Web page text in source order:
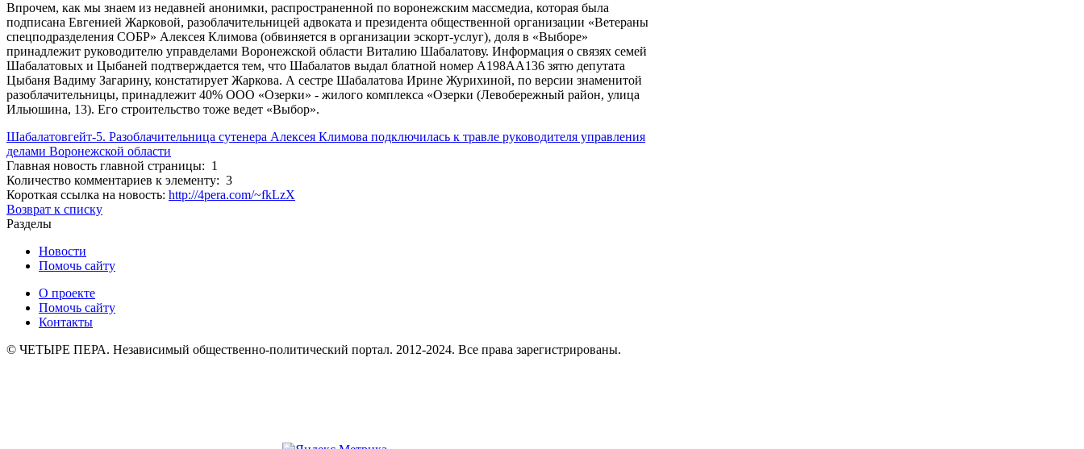
Впрочем, как мы знаем из недавней анонимки, распространенной по воронежским массмедиа, которая была
подписана Евгенией Жарковой, разоблачительницей адвоката и президента общественной организации «Ветераны
спецподразделения СОБР» Алексея Климова (обвиняется в организации эскорт-услуг), доля в «Выборе»
принадлежит руководителю управделами Воронежской области Виталию Шабалатову. Информация о связях семей
Шабалатовых и Цыбаней подтверждается тем, что Шабалатов выдал блатной номер А198АА136 зятю депутата
Цыбаня Вадиму Загарину, констатирует Жаркова. А сестре Шабалатова Ирине Журихиной, по версии знаменитой
разоблачительницы, принадлежит 40% ООО «Озерки» - жилого комплекса «Озерки (Левобережный район, улица
Ильюшина, 13). Его строительство тоже ведет «Выбор».
Шабалатовгейт-5. Разоблачительница сутенера Алексея Климова подключилась к травле руководителя управления
делами Воронежской области
Главная новость главной страницы: 1
Количество комментариев к элементу: 3
Короткая ссылка на новость: http://4pera.com/~fkLzX
Возврат к списку
Разделы
Новости
Помочь сайту
О проекте
Помочь сайту
Контакты
© ЧЕТЫРЕ ПЕРА. Независимый общественно-политический портал. 2012-2024. Все права зарегистрированы.